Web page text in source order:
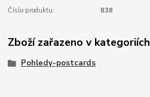
Číslo produktu: 838
Zboží zařazeno v kategoriích
Pohledy-postcards